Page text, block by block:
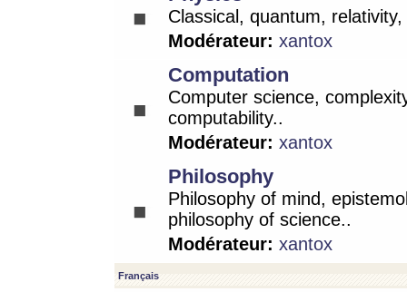
Classical, quantum,
Modérateur: xantox
Computation
Computer science,
computability..
Modérateur: xantox
Philosophy
Philosophy of mind,
philosophy of science..
Modérateur: xantox
Français